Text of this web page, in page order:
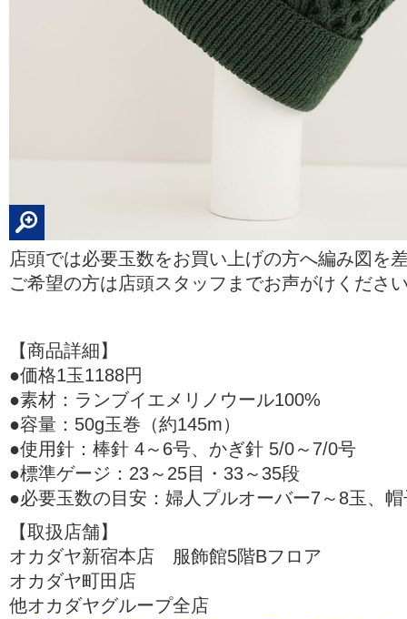
店頭では必要玉数をお買い上げの方へ編み図を
ご希望の方は店頭スタッフまでお声がけくださ
【商品詳細】
●価格1玉1188円
●素材：ランブイエメリノウール100%
●容量：50g玉巻（約145m）
●使用針：棒針 4～6号、かぎ針 5/0～7/0号
●標準ゲージ：23～25目・33～35段
●必要玉数の目安：婦人プルオーバー7～8玉、
【取扱店舗】
オカダヤ新宿本店 服飾館5階Bフロア
オカダヤ町田店
他オカダヤグループ全店